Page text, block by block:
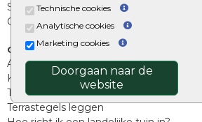
Technische cookies
Analytische cookies
Marketing cookies
Doorgaan naar de
website
Split, grind en zand
Oprit tegels
Overig
Aanbiedingen
Kunstgras
Tuintegels outlet
Terrastegels leggen